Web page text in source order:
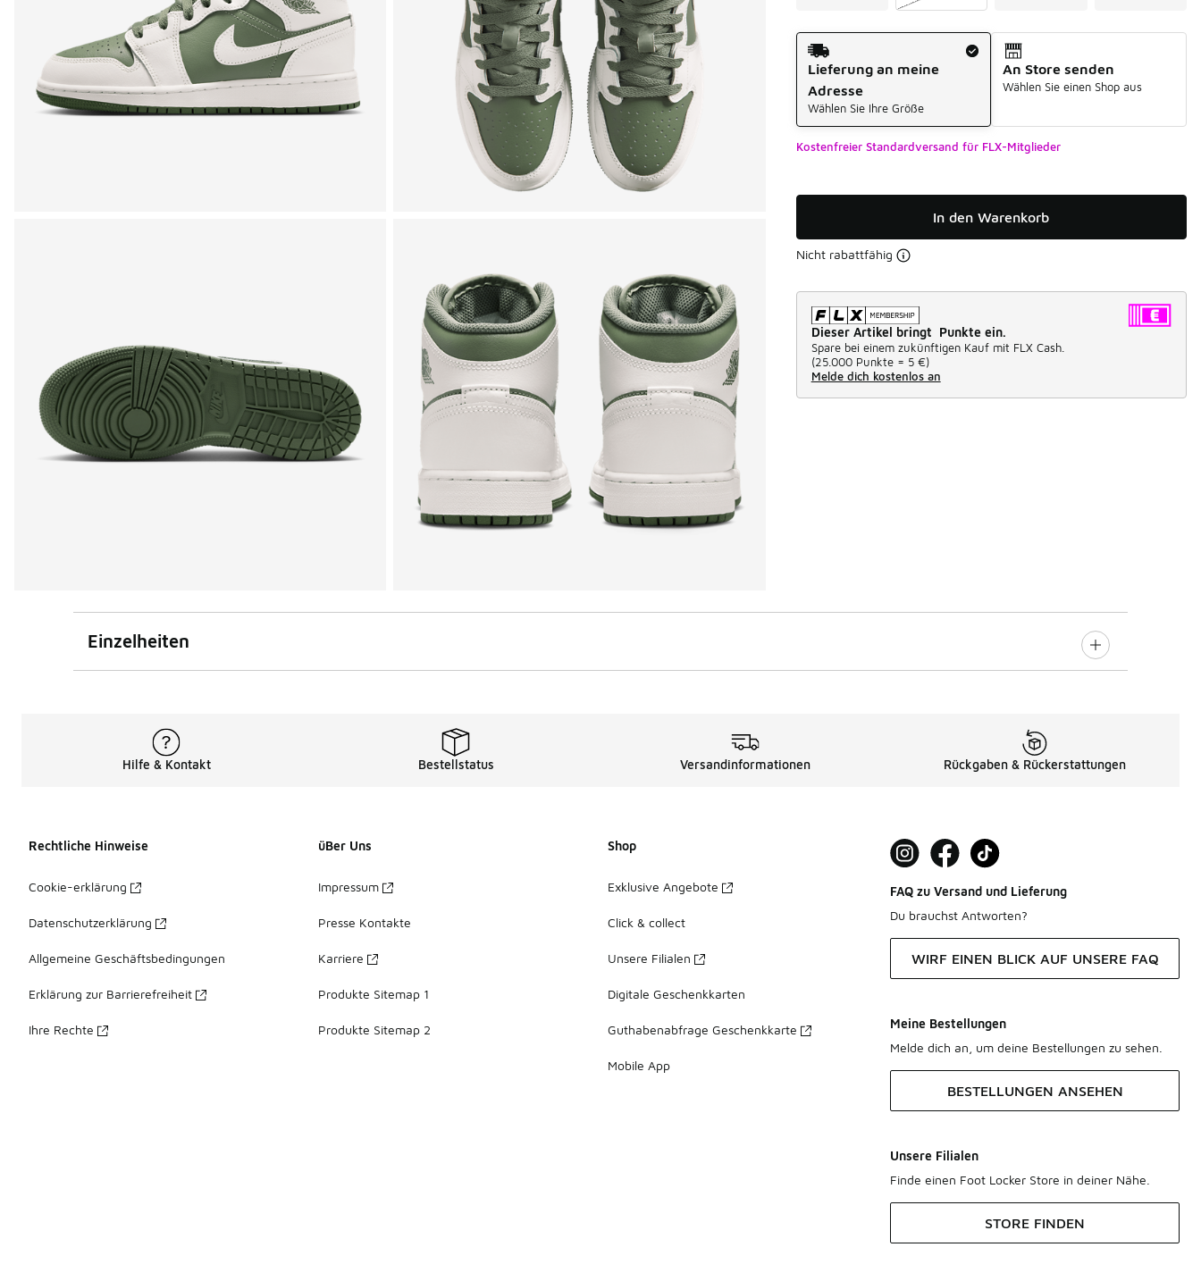
Versandart
Lieferung an meine
Adresse
Wählen Sie Ihre Größe
An Store senden
Wählen Sie einen Shop aus
Kostenfreier Standardversand für FLX-Mitglieder
In den Warenkorb
Nicht rabattfähig
Dieser Artikel bringt Punkte ein.
Spare bei einem zukünftigen Kauf mit FLX Cash.
(25.000 Punkte = 5 €)
Melde dich kostenlos an
Einzelheiten
Hilfe & Kontakt Bestellstatus Versandinformationen Rückgaben & Rückerstattungen
Rechtliche Hinweise
Cookie-erklärung
Datenschutzerklärung
Allgemeine Geschäftsbedingungen
Erklärung zur Barrierefreiheit
Ihre Rechte
üBer Uns
Impressum
Presse Kontakte
Karriere
Produkte Sitemap 1
Produkte Sitemap 2
Shop
Exklusive Angebote
Click & collect
Unsere Filialen
Digitale Geschenkkarten
Guthabenabfrage Geschenkkarte
Mobile App
FAQ zu Versand und Lieferung
Du brauchst Antworten?
WIRF EINEN BLICK AUF UNSERE FAQ
Meine Bestellungen
Melde dich an, um deine Bestellungen zu sehen.
BESTELLUNGEN ANSEHEN
Unsere Filialen
Finde einen Foot Locker Store in deiner Nähe.
STORE FINDEN